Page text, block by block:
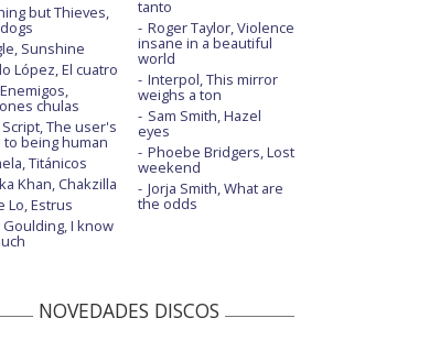
but Thieves,
Sunshine
López, El cuatro
chulas
The user's
to being human
Titánicos
Khan, Chakzilla
Lo, Estrus
Goulding, I know
tanto
Roger Taylor, Violence
insane in a beautiful
world
Interpol, This mirror
weighs a ton
Sam Smith, Hazel
eyes
Phoebe Bridgers, Lost
weekend
Jorja Smith, What are
the odds
NOVEDADES DISCOS